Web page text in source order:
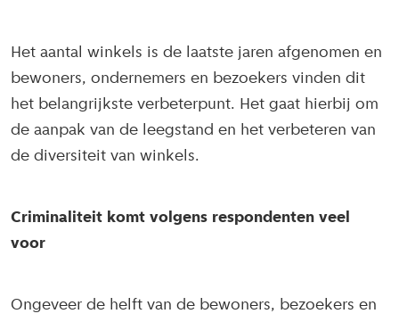
Het aantal winkels is de laatste jaren afgenomen en
bewoners, ondernemers en bezoekers vinden dit
het belangrijkste verbeterpunt. Het gaat hierbij om
de aanpak van de leegstand en het verbeteren van
de diversiteit van winkels.
Criminaliteit komt volgens respondenten veel
voor
Ongeveer de helft van de bewoners, bezoekers en